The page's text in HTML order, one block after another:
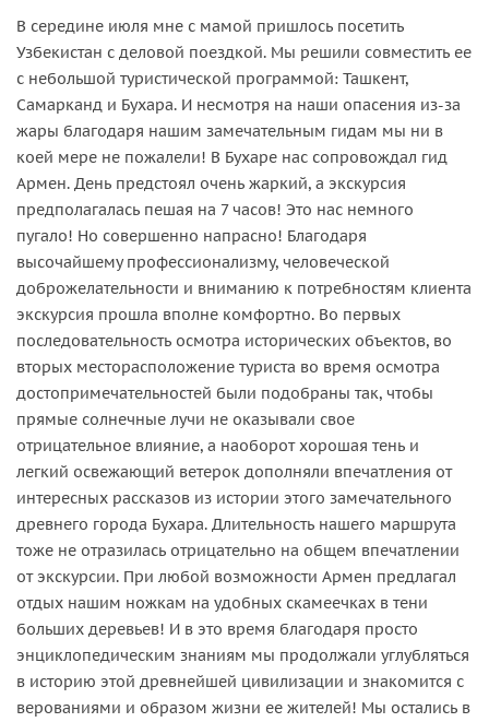
В середине июля мне с мамой пришлось посетить
Узбекистан с деловой поездкой. Мы решили совместить ее
с небольшой туристической программой: Ташкент,
Самарканд и Бухара. И несмотря на наши опасения из-за
жары благодаря нашим замечательным гидам мы ни в
коей мере не пожалели! В Бухаре нас сопровождал гид
Армен. День предстоял очень жаркий, а экскурсия
предполагалась пешая на 7 часов! Это нас немного
пугало! Но совершенно напрасно! Благодаря
высочайшему профессионализму, человеческой
доброжелательности и вниманию к потребностям клиента
экскурсия прошла вполне комфортно. Во первых
последовательность осмотра исторических объектов, во
вторых месторасположение туриста во время осмотра
достопримечательностей были подобраны так, чтобы
прямые солнечные лучи не оказывали свое
отрицательное влияние, а наоборот хорошая тень и
легкий освежающий ветерок дополняли впечатления от
интересных рассказов из истории этого замечательного
древнего города Бухара. Длительность нашего маршрута
тоже не отразилась отрицательно на общем впечатлении
от экскурсии. При любой возможности Армен предлагал
отдых нашим ножкам на удобных скамеечках в тени
больших деревьев! И в это время благодаря просто
энциклопедическим знаниям мы продолжали углубляться
в историю этой древнейшей цивилизации и знакомится с
верованиями и образом жизни ее жителей! Мы остались в